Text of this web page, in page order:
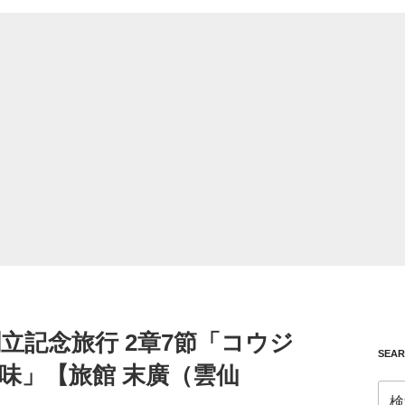
記念旅行 2章7節「コウジ
」【旅館 末廣（雲仙